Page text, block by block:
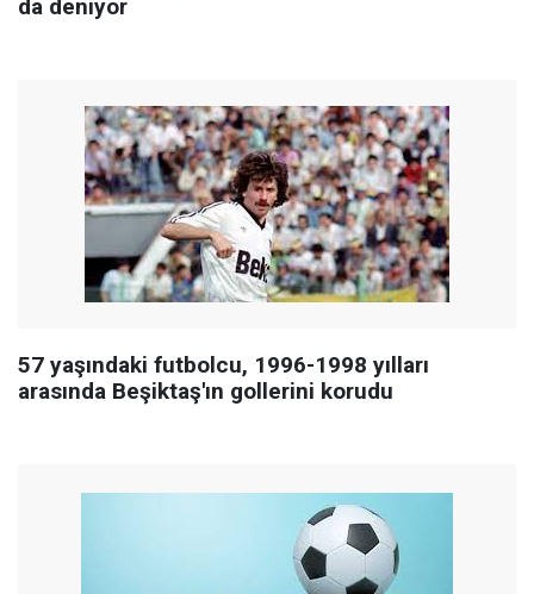
da deniyor
57 yaşındaki futbolcu, 1996-1998 yılları
arasında Beşiktaş'ın gollerini korudu